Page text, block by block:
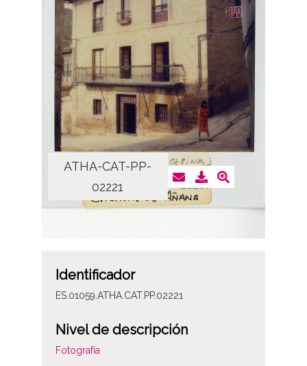
ATHA-CAT-PP-
02221
Identificador
ES.01059.ATHA.CAT.PP.02221
Nivel de descripción
Fotografía